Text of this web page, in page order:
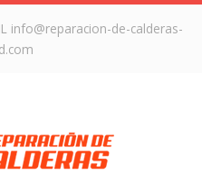
info@reparacion-de-calderas-